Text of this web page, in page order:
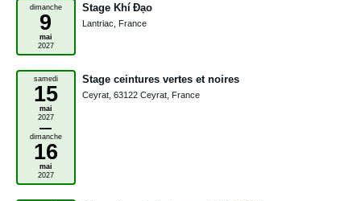
dimanche
9
mai
2027
Stage Khí Đạo
Lantriac, France
samedi
15
mai
2027
–
dimanche
16
mai
2027
Stage ceintures vertes et noires
Ceyrat, 63122 Ceyrat, France